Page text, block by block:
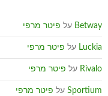
Betway על פיטר מרפי
Luckia על פיטר מרפי
Rivalo על פיטר מרפי
Sportium על פיטר מרפי